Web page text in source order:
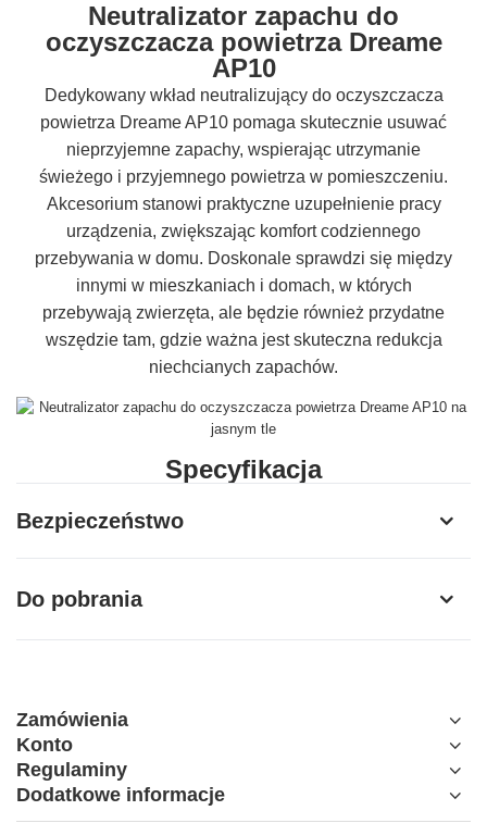
Neutralizator zapachu do
oczyszczacza powietrza Dreame
AP10
Dedykowany wkład neutralizujący do oczyszczacza
powietrza Dreame AP10 pomaga skutecznie usuwać
nieprzyjemne zapachy, wspierając utrzymanie
świeżego i przyjemnego powietrza w pomieszczeniu.
Akcesorium stanowi praktyczne uzupełnienie pracy
urządzenia, zwiększając komfort codziennego
przebywania w domu. Doskonale sprawdzi się między
innymi w mieszkaniach i domach, w których
przebywają zwierzęta, ale będzie również przydatne
wszędzie tam, gdzie ważna jest skuteczna redukcja
niechcianych zapachów.
Specyfikacja
Model DVJ4
Kompatybilność
Bezpieczeństwo
Do pobrania
Zamówienia
Konto
Regulaminy
Dodatkowe informacje